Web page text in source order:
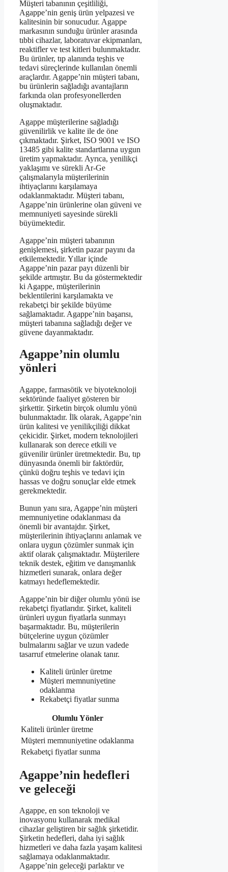
Müşteri tabanının çeşitliliği,
Agappe’nin geniş ürün yelpazesi ve
kalitesinin bir sonucudur. Agappe
markasının sunduğu ürünler arasında
tıbbi cihazlar, laboratuvar ekipmanları,
reaktifler ve test kitleri bulunmaktadır.
Bu ürünler, tıp alanında teşhis ve
tedavi süreçlerinde kullanılan önemli
araçlardır. Agappe’nin müşteri tabanı,
bu ürünlerin sağladığı avantajların
farkında olan profesyonellerden
oluşmaktadır.
Agappe müşterilerine sağladığı
güvenilirlik ve kalite ile de öne
çıkmaktadır. Şirket, ISO 9001 ve ISO
13485 gibi kalite standartlarına uygun
üretim yapmaktadır. Ayrıca, yenilikçi
yaklaşımı ve sürekli Ar-Ge
çalışmalarıyla müşterilerinin
ihtiyaçlarını karşılamaya
odaklanmaktadır. Müşteri tabanı,
Agappe’nin ürünlerine olan güveni ve
memnuniyeti sayesinde sürekli
büyümektedir.
Agappe’nin müşteri tabanının
genişlemesi, şirketin pazar payını da
etkilemektedir. Yıllar içinde
Agappe’nin pazar payı düzenli bir
şekilde artmıştır. Bu da göstermektedir
ki Agappe, müşterilerinin
beklentilerini karşılamakta ve
rekabetçi bir şekilde büyüme
sağlamaktadır. Agappe’nin başarısı,
müşteri tabanına sağladığı değer ve
güvene dayanmaktadır.
Agappe’nin olumlu
yönleri
Agappe, farmasötik ve biyoteknoloji
sektöründe faaliyet gösteren bir
şirkettir. Şirketin birçok olumlu yönü
bulunmaktadır. İlk olarak, Agappe’nin
ürün kalitesi ve yenilikçiliği dikkat
çekicidir. Şirket, modern teknolojileri
kullanarak son derece etkili ve
güvenilir ürünler üretmektedir. Bu, tıp
dünyasında önemli bir faktördür,
çünkü doğru teşhis ve tedavi için
hassas ve doğru sonuçlar elde etmek
gerekmektedir.
Bunun yanı sıra, Agappe’nin müşteri
memnuniyetine odaklanması da
önemli bir avantajdır. Şirket,
müşterilerinin ihtiyaçlarını anlamak ve
onlara uygun çözümler sunmak için
aktif olarak çalışmaktadır. Müşterilere
teknik destek, eğitim ve danışmanlık
hizmetleri sunarak, onlara değer
katmayı hedeflemektedir.
Agappe’nin bir diğer olumlu yönü ise
rekabetçi fiyatlarıdır. Şirket, kaliteli
ürünleri uygun fiyatlarla sunmayı
başarmaktadır. Bu, müşterilerin
bütçelerine uygun çözümler
bulmalarını sağlar ve uzun vadede
tasarruf etmelerine olanak tanır.
Kaliteli ürünler üretme
Müşteri memnuniyetine
odaklanma
Rekabetçi fiyatlar sunma
Olumlu Yönler
Kaliteli ürünler üretme
Müşteri memnuniyetine odaklanma
Rekabetçi fiyatlar sunma
Agappe’nin hedefleri
ve geleceği
Agappe, en son teknoloji ve
inovasyonu kullanarak medikal
cihazlar geliştiren bir sağlık şirketidir.
Şirketin hedefleri, daha iyi sağlık
hizmetleri ve daha fazla yaşam kalitesi
sağlamaya odaklanmaktadır.
Agappe’nin geleceği parlaktır ve